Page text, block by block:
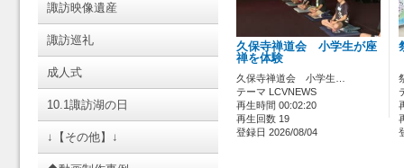
諏訪映像遺産
諏訪巡礼
成人式
10.1諏訪湖の日
↓【その他】↓
久保寺禅道会 小学生が座
禅を体験
久保寺禅道会 小学生…
テーマ LCVNEWS
再生時間 00:02:20
再生回数 19
登録日 2026/08/04